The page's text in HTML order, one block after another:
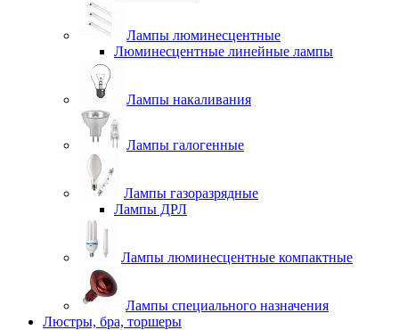
Лампы люминесцентные
Люминесцентные линейные лампы
Лампы накаливания
Лампы галогенные
Лампы газоразрядные
Лампы ДРЛ
Лампы люминесцентные компактные
Лампы специального назначения
Люстры, бра, торшеры